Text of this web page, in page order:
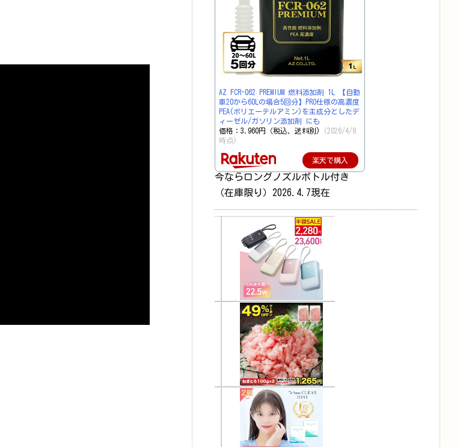
AZ FCR-062 PREMIUM 燃料添加剤 1L 【自動
車20から60Lの場合5回分】PRO仕様の高濃度
PEA(ポリエーテルアミン)を主成分としたデ
ィーゼル/ガソリン添加剤 にも
価格：3,960円（税込、送料別)
(2026/4/8
時点)
楽天で購入
今ならロングノズルボトル付き
（在庫限り）2026.4.7現在